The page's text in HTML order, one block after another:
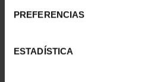
PREFERENCIAS
ESTADÍSTICA